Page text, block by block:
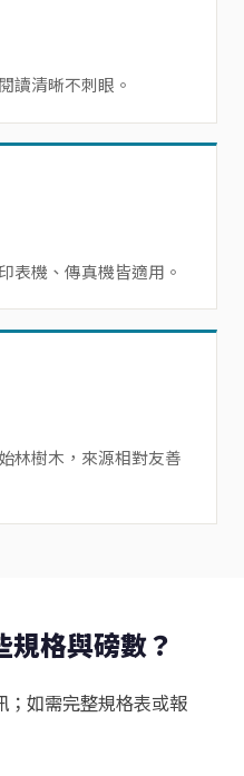
讀清晰不刺眼。
表機、傳真機皆適用。
林樹木，來源相對友善
規格與磅數？
；如需完整規格表或報